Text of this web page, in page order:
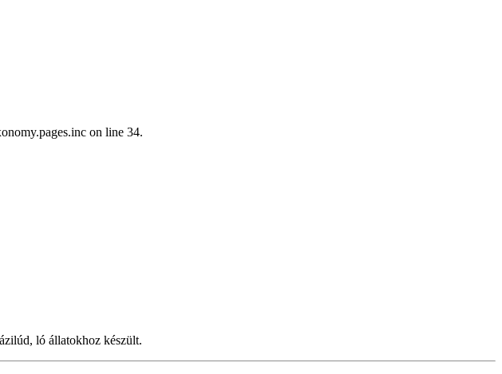
on line 34.
ló állatokhoz készült.